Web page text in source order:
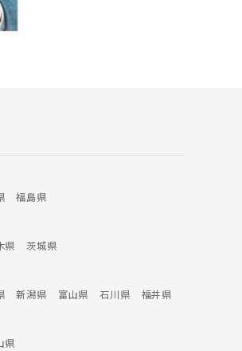
福島県
県 茨城県
新潟県 富山県 石川県 福井県
県